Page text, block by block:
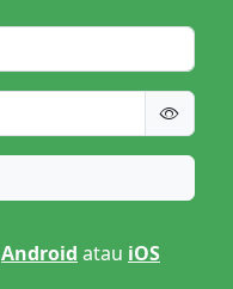
Android atau iOS